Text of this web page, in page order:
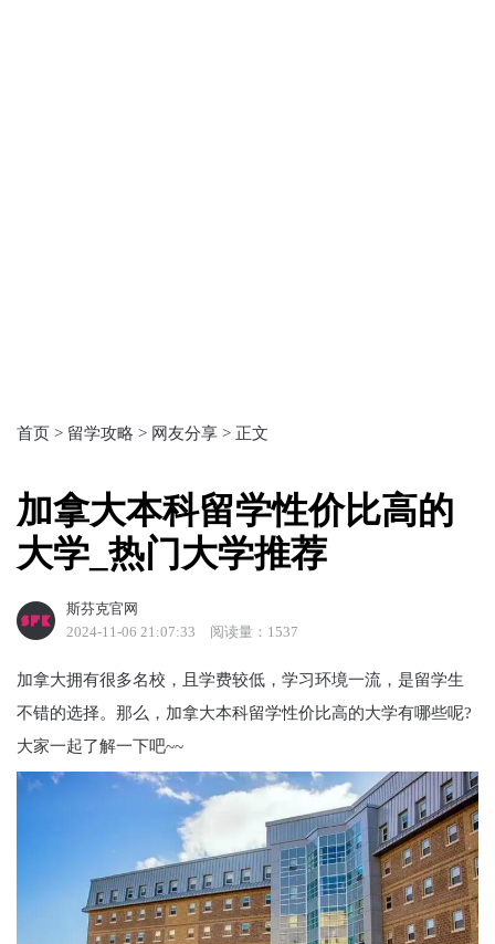
首页 > 留学攻略 > 网友分享 > 正文
加拿大本科留学性价比高的
大学_热门大学推荐
斯芬克官网
2024-11-06 21:07:33
阅读量：1537
加拿大拥有很多名校，且学费较低，学习环境一流，是留学生
不错的选择。那么，加拿大本科留学性价比高的大学有哪些呢?
大家一起了解一下吧~~